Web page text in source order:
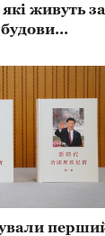
живуть за
нації